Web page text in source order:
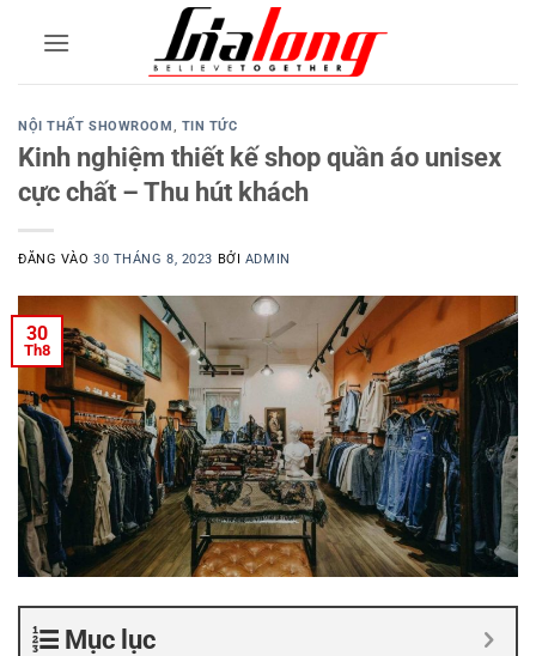
NỘI THẤT SHOWROOM, TIN TỨC
Kinh nghiệm thiết kế shop quần áo unisex
cực chất – Thu hút khách
ĐĂNG VÀO30 THÁNG 8, 2023 BỞI ADMIN
30
Th8
Mục lục